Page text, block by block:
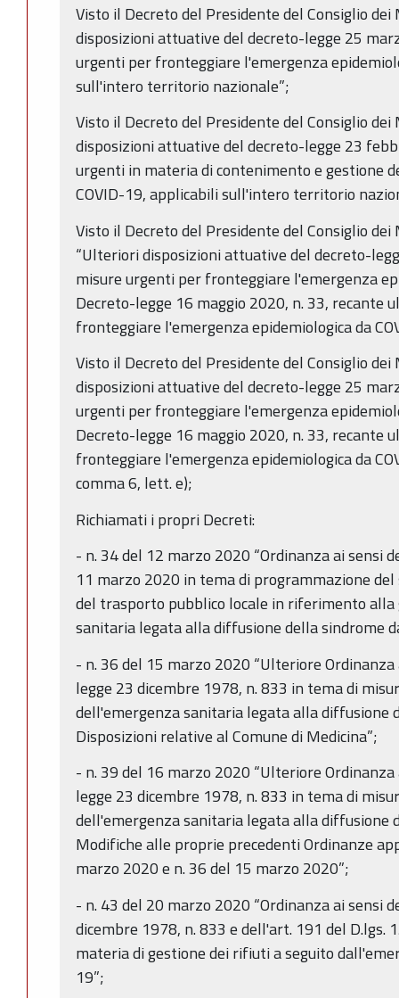
Visto il Decreto del Presidente del Consiglio
disposizioni attuative del decreto-legge 25
urgenti per fronteggiare l'emergenza
sull'intero territorio nazionale”;
Visto il Decreto del Presidente del Consiglio
disposizioni attuative del decreto-legge 23
urgenti in materia di contenimento e gestione
COVID-19, applicabili sull'intero territorio
Visto il Decreto del Presidente del Consiglio
“Ulteriori disposizioni attuative del decreto-
misure urgenti per fronteggiare l'emergenza
Decreto-legge 16 maggio 2020, n. 33, recante
fronteggiare l'emergenza epidemiologica da
Visto il Decreto del Presidente del Consiglio
disposizioni attuative del decreto-legge 25
urgenti per fronteggiare l'emergenza
Decreto-legge 16 maggio 2020, n. 33, recante
fronteggiare l'emergenza epidemiologica da
comma 6, lett. e);
Richiamati i propri Decreti:
- n. 34 del 12 marzo 2020 “Ordinanza ai sensi
11 marzo 2020 in tema di programmazione
del trasporto pubblico locale in riferimento
sanitaria legata alla diffusione della sindrome
- n. 36 del 15 marzo 2020 “Ulteriore
legge 23 dicembre 1978, n. 833 in tema di
dell'emergenza sanitaria legata alla diffusione
Disposizioni relative al Comune di Medicina”;
- n. 39 del 16 marzo 2020 “Ulteriore
legge 23 dicembre 1978, n. 833 in tema di
dell'emergenza sanitaria legata alla diffusione
Modifiche alle proprie precedenti Ordinanze
marzo 2020 e n. 36 del 15 marzo 2020”;
- n. 43 del 20 marzo 2020 “Ordinanza ai sensi
dicembre 1978, n. 833 e dell'art. 191 del
materia di gestione dei rifiuti a seguito
19”;